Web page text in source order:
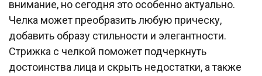
внимание, но сегодня это особенно актуально.
Челка может преобразить любую прическу,
добавить образу стильности и элегантности.
Стрижка с челкой поможет подчеркнуть
достоинства лица и скрыть недостатки, а также